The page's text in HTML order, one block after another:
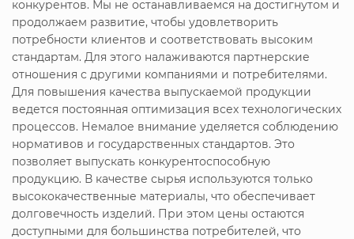
конкурентов. Мы не останавливаемся на достигнутом и
продолжаем развитие, чтобы удовлетворить
потребности клиентов и соответствовать высоким
стандартам. Для этого налаживаются партнерские
отношения с другими компаниями и потребителями.
Для повышения качества выпускаемой продукции
ведется постоянная оптимизация всех технологических
процессов. Немалое внимание уделяется соблюдению
нормативов и государственных стандартов. Это
позволяет выпускать конкурентоспособную
продукцию. В качестве сырья используются только
высококачественные материалы, что обеспечивает
долговечность изделий. При этом цены остаются
доступными для большинства потребителей, что